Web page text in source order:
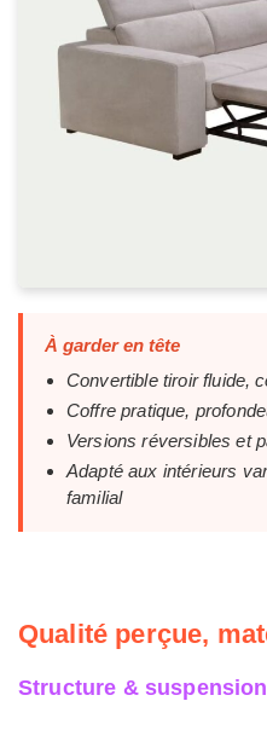
À garder en tête
Convertible tiroir fluide,
Coffre pratique,
Versions réversibles et
Adapté aux intérieurs
familial
Qualité perçue,
Structure &